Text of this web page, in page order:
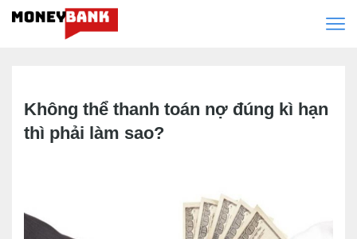
Không thể thanh toán nợ đúng kì hạn
thì phải làm sao?